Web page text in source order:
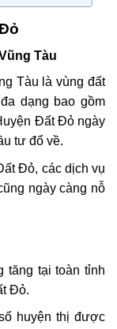
Tàu
Tàu là vùng đất
dạng bao gồm
Đất Đỏ ngày
tư đổ về.
Đỏ, các dịch vụ
ngày càng nỗ
tăng tại toàn tỉnh
Đỏ.
huyện thị được